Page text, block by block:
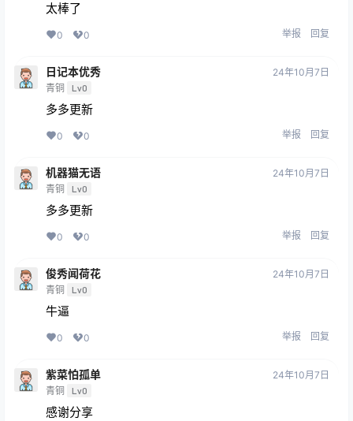
太棒了
0 0 举报 回复
日记本优秀
青铜 Lv0
24年10月7日
多多更新
0 0 举报 回复
机器猫无语
青铜 Lv0
24年10月7日
多多更新
0 0 举报 回复
俊秀闻荷花
青铜 Lv0
24年10月7日
牛逼
0 0 举报 回复
紫菜怕孤单
青铜 Lv0
24年10月7日
感谢分享